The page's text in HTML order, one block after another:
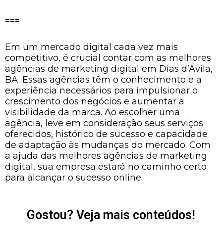
===
Em um mercado digital cada vez mais
competitivo, é crucial contar com as melhores
agências de marketing digital em Dias d’Ávila,
BA. Essas agências têm o conhecimento e a
experiência necessários para impulsionar o
crescimento dos negócios e aumentar a
visibilidade da marca. Ao escolher uma
agência, leve em consideração seus serviços
oferecidos, histórico de sucesso e capacidade
de adaptação às mudanças do mercado. Com
a ajuda das melhores agências de marketing
digital, sua empresa estará no caminho certo
para alcançar o sucesso online.
Gostou? Veja mais conteúdos!